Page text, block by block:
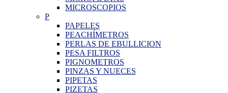
MICROSCOPIOS
P
PAPELES
PEACHÍMETROS
PERLAS DE EBULLICION
PESA FILTROS
PIGNOMETROS
PINZAS Y NUECES
PIPETAS
PIZETAS